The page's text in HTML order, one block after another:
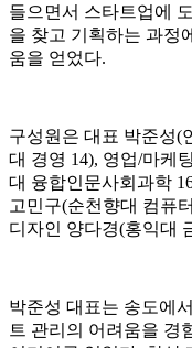
들으면서 스타트업에
을 찾고 기획하는 과정
움을 얻었다.
구성원은 대표 박준성(
대 경영 14), 영업/마케
대 융합인문사회과학
고민구(순천향대 컴퓨
디자인 양다경(홍익대
박준성 대표는 송도에
트 관리의 어려움을 경